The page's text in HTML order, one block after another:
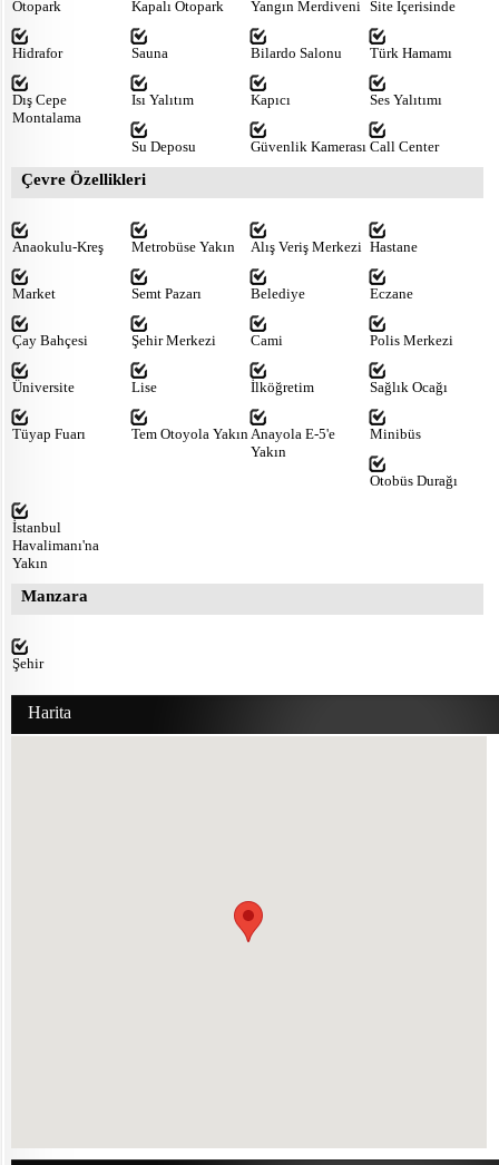
Otopark Kapalı Otopark Yangın Merdiveni Site İçerisinde
Hidrafor Sauna Bilardo Salonu Türk Hamamı
Dış Cepe
Montalama
Isı Yalıtım Kapıcı Ses Yalıtımı
Su Deposu Güvenlik Kamerası Call Center
Çevre Özellikleri
Anaokulu-Kreş Metrobüse Yakın Alış Veriş Merkezi Hastane
Market Semt Pazarı Belediye Eczane
Çay Bahçesi Şehir Merkezi Cami Polis Merkezi
Üniversite Lise İlköğretim Sağlık Ocağı
Tüyap Fuarı Tem Otoyola Yakın Anayola E-5'e
Yakın
Minibüs
Otobüs Durağı
İstanbul
Havalimanı'na
Yakın
Manzara
Şehir
Harita